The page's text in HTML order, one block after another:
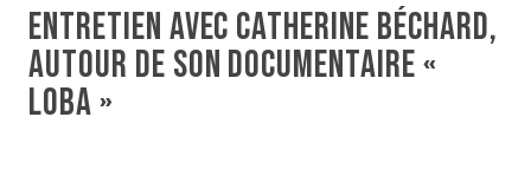
Entretien avec Catherine Béchard,
autour de son documentaire «
Loba »